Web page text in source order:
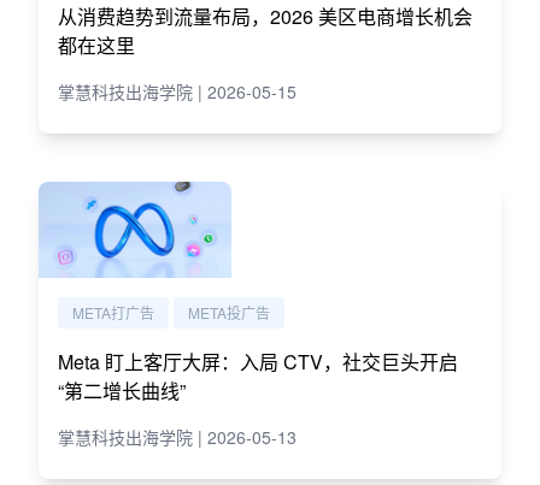
从消费趋势到流量布局，2026 美区电商增长机会
都在这里
掌慧科技出海学院 | 2026-05-15
META打广告 META投广告
Meta 盯上客厅大屏：入局 CTV，社交巨头开启
“第二增长曲线”
掌慧科技出海学院 | 2026-05-13